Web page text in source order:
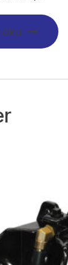
oku